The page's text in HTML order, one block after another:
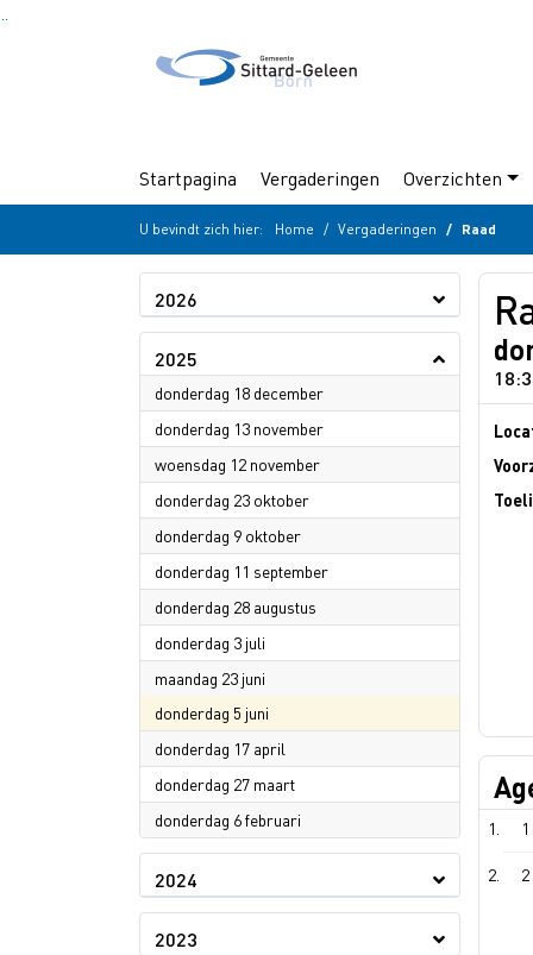
Startpagina Vergaderingen Overzichten
U bevindt zich hier: Home Vergaderingen Raad
2026
2025
donderdag 18 december2025
donderdag 13 november2025
woensdag 12 november2025
donderdag 23 oktober2025
donderdag 9 oktober2025
donderdag 11 september2025
donderdag 28 augustus
donderdag 3 juli
maandag 23 juni
donderdag 5 juni
donderdag 17 april
donderdag 27 maart2025
donderdag 6 februari
2024
2023
1
2